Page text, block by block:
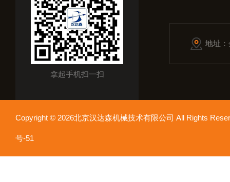
拿起手机扫一扫
地址
Copyright © 2026北京汉达森机械技术有限公司 All Rights
号-51